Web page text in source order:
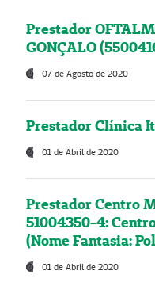
Prestador
GONÇALO
07 de Agosto de 2020
Prestador Clínica
01 de Abril de 2020
Prestador Centro
51004350-4:
(Nome Fantasia:
01 de Abril de 2020